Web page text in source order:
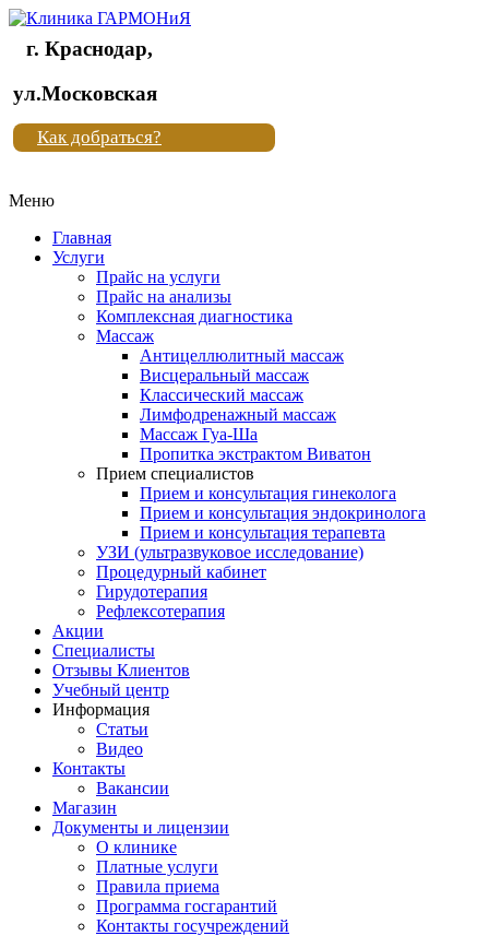
Клиника
"Новая
жизнь"
Клиника
жизнь"
г. Краснодар,
ул.Московская
Как добраться?
Меню
Главная
Услуги
Прайс на услуги
Прайс на анализы
Комплексная диагностика
Массаж
Антицеллюлитный массаж
Висцеральный массаж
Классический массаж
Лимфодренажный массаж
Массаж Гуа-Ша
Пропитка экстрактом Виватон
Прием специалистов
Прием и консультация гинеколога
Прием и консультация эндокринолога
Прием и консультация терапевта
УЗИ (ультразвуковое исследование)
Процедурный кабинет
Гирудотерапия
Рефлексотерапия
Акции
Специалисты
Отзывы Клиентов
Учебный центр
Информация
Статьи
Видео
Контакты
Вакансии
Магазин
Документы и лицензии
О клинике
Платные услуги
Правила приема
Программа госгарантий
Контакты госучреждений